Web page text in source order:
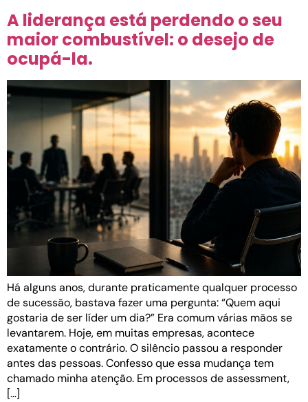
A liderança está perdendo o seu
maior combustível: o desejo de
ocupá-la.
Há alguns anos, durante praticamente qualquer processo
de sucessão, bastava fazer uma pergunta: “Quem aqui
gostaria de ser líder um dia?” Era comum várias mãos se
levantarem. Hoje, em muitas empresas, acontece
exatamente o contrário. O silêncio passou a responder
antes das pessoas. Confesso que essa mudança tem
chamado minha atenção. Em processos de assessment,
[…]